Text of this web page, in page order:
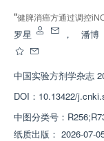
“健脾消癌方通过调控
谢-线粒体'协同靶向的
罗星 ， 潘博
中国实验方剂学杂志
DOI： 10.13422/
中图分类号：
纸质出版： 2026-07-